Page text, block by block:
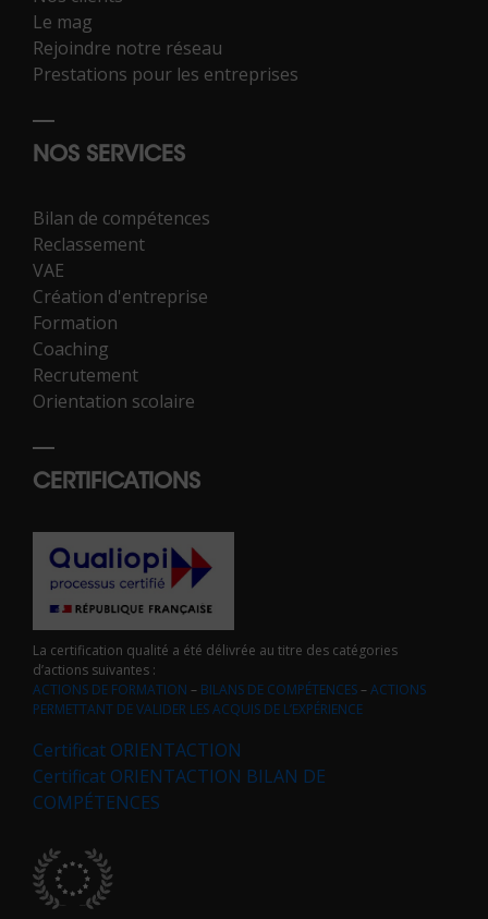
Le mag
Rejoindre notre réseau
Prestations pour les entreprises
NOS SERVICES
Bilan de compétences
Reclassement
VAE
Création d'entreprise
Formation
Coaching
Recrutement
Orientation scolaire
CERTIFICATIONS
La certification qualité a été délivrée au titre des catégories
d’actions suivantes :
ACTIONS DE FORMATION – BILANS DE COMPÉTENCES–ACTIONS
PERMETTANT DE VALIDER LES ACQUIS DE L’EXPÉRIENCE
Certificat ORIENTACTION
Certificat ORIENTACTION BILAN DE
COMPÉTENCES